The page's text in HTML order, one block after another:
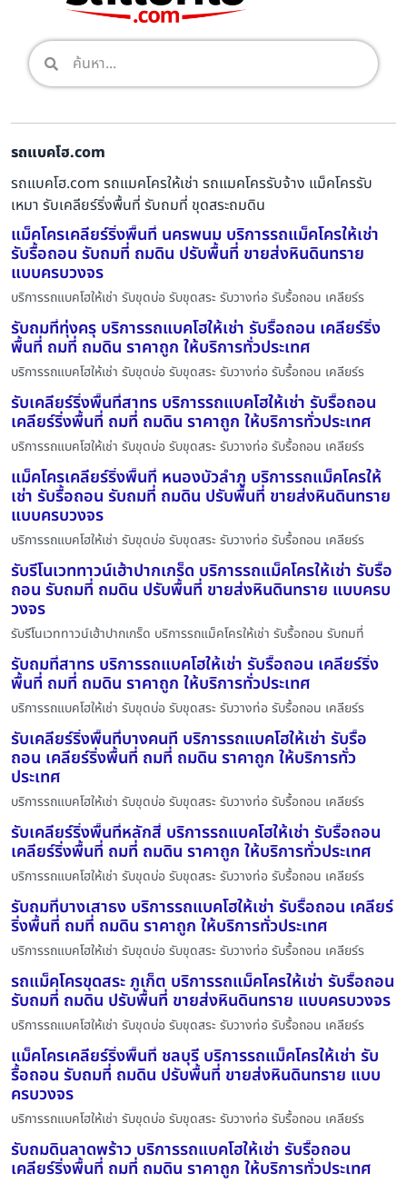
รถแบคโฮ.com
รถแบคโฮ.com รถแมคโครให้เช่า รถแมคโครรับจ้าง แม็คโครรับ
เหมา รับเคลียร์ริ่งพื้นที่ รับถมที่ ขุดสระถมดิน
แม็คโครเคลียร์ริ่งพื้นที่ นครพนม บริการรถแม็คโครให้เช่า
รับรื้อถอน รับถมที่ ถมดิน ปรับพื้นที่ ขายส่งหินดินทราย
แบบครบวงจร
บริการรถแบคโฮให้เช่า รับขุดบ่อ รับขุดสระ รับวางท่อ รับรื้อถอน เคลียร์ร
รับถมที่ทุ่งครุ บริการรถแบคโฮให้เช่า รับรื้อถอน เคลียร์ริ่ง
พื้นที่ ถมที่ ถมดิน ราคาถูก ให้บริการทั่วประเทศ
บริการรถแบคโฮให้เช่า รับขุดบ่อ รับขุดสระ รับวางท่อ รับรื้อถอน เคลียร์ร
รับเคลียร์ริ่งพื้นที่สาทร บริการรถแบคโฮให้เช่า รับรื้อถอน
เคลียร์ริ่งพื้นที่ ถมที่ ถมดิน ราคาถูก ให้บริการทั่วประเทศ
บริการรถแบคโฮให้เช่า รับขุดบ่อ รับขุดสระ รับวางท่อ รับรื้อถอน เคลียร์ร
แม็คโครเคลียร์ริ่งพื้นที่ หนองบัวลำภู บริการรถแม็คโครให้
เช่า รับรื้อถอน รับถมที่ ถมดิน ปรับพื้นที่ ขายส่งหินดินทราย
แบบครบวงจร
บริการรถแบคโฮให้เช่า รับขุดบ่อ รับขุดสระ รับวางท่อ รับรื้อถอน เคลียร์ร
รับรีโนเวททาวน์เฮ้าปากเกร็ด บริการรถแม็คโครให้เช่า รับรื้อ
ถอน รับถมที่ ถมดิน ปรับพื้นที่ ขายส่งหินดินทราย แบบครบ
วงจร
รับรีโนเวททาวน์เฮ้าปากเกร็ด บริการรถแม็คโครให้เช่า รับรื้อถอน รับถมที่
รับถมที่สาทร บริการรถแบคโฮให้เช่า รับรื้อถอน เคลียร์ริ่ง
พื้นที่ ถมที่ ถมดิน ราคาถูก ให้บริการทั่วประเทศ
บริการรถแบคโฮให้เช่า รับขุดบ่อ รับขุดสระ รับวางท่อ รับรื้อถอน เคลียร์ร
รับเคลียร์ริ่งพื้นที่บางคนที บริการรถแบคโฮให้เช่า รับรื้อ
ถอน เคลียร์ริ่งพื้นที่ ถมที่ ถมดิน ราคาถูก ให้บริการทั่ว
ประเทศ
บริการรถแบคโฮให้เช่า รับขุดบ่อ รับขุดสระ รับวางท่อ รับรื้อถอน เคลียร์ร
รับเคลียร์ริ่งพื้นที่หลักสี่ บริการรถแบคโฮให้เช่า รับรื้อถอน
เคลียร์ริ่งพื้นที่ ถมที่ ถมดิน ราคาถูก ให้บริการทั่วประเทศ
บริการรถแบคโฮให้เช่า รับขุดบ่อ รับขุดสระ รับวางท่อ รับรื้อถอน เคลียร์ร
รับถมที่บางเสาธง บริการรถแบคโฮให้เช่า รับรื้อถอน เคลียร์
ริ่งพื้นที่ ถมที่ ถมดิน ราคาถูก ให้บริการทั่วประเทศ
บริการรถแบคโฮให้เช่า รับขุดบ่อ รับขุดสระ รับวางท่อ รับรื้อถอน เคลียร์ร
รถแม็คโครขุดสระ ภูเก็ต บริการรถแม็คโครให้เช่า รับรื้อถอน
รับถมที่ ถมดิน ปรับพื้นที่ ขายส่งหินดินทราย แบบครบวงจร
บริการรถแบคโฮให้เช่า รับขุดบ่อ รับขุดสระ รับวางท่อ รับรื้อถอน เคลียร์ร
แม็คโครเคลียร์ริ่งพื้นที่ ชลบุรี บริการรถแม็คโครให้เช่า รับ
รื้อถอน รับถมที่ ถมดิน ปรับพื้นที่ ขายส่งหินดินทราย แบบ
ครบวงจร
บริการรถแบคโฮให้เช่า รับขุดบ่อ รับขุดสระ รับวางท่อ รับรื้อถอน เคลียร์ร
รับถมดินลาดพร้าว บริการรถแบคโฮให้เช่า รับรื้อถอน
เคลียร์ริ่งพื้นที่ ถมที่ ถมดิน ราคาถูก ให้บริการทั่วประเทศ